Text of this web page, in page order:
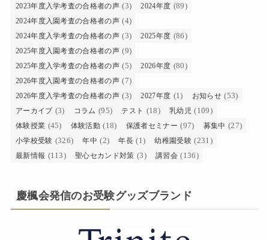
2023年度入学考査の合格者の声 (3) 2024年度 (89)
2024年度入園考査の合格者の声 (4)
2024年度入学考査の合格者の声 (3) 2025年度 (86)
2025年度入園考査の合格者の声 (9)
2025年度入学考査の合格者の声 (5) 2026年度 (80)
2026年度入園考査の合格者の声 (7)
2026年度入学考査の合格者の声 (3) 2027年度 (1) お知らせ (53)
アーカイブ (3) コラム (95) テスト (18) 乳幼児 (109)
体験授業 (45) 体験活動 (18) 保護者セミナー (97) 募集中 (27)
小学校受験 (326) 年中 (2) 年長 (1) 幼稚園受験 (231)
最新情報 (113) 聖心セカンド対策 (3) 講習会 (136)
慶楓会発信のお受験グッズブランド